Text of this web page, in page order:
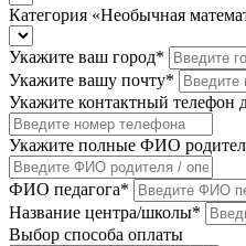
Категория «Необычная
Укажите ваш город*
Укажите вашу почту*
Укажите контактный
Укажите полные ФИО
ФИО педагога*
Название центра/школы*
Выбор способа оплаты